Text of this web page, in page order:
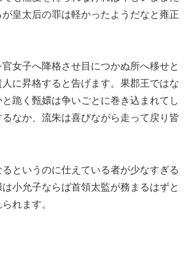
皇太后の罪は軽かったようだなと雍正
女子へ降格させ目につかぬ所へ移せと
に昇格すると告げます。果郡王ではな
と跪く甄嬛は争いごとに巻き込まれてし
るなか、流朱は喜びながら走って戻り皆
というのに仕えている者が少なすぎる
小允子ならば首領太監が務まるはずと
れます。